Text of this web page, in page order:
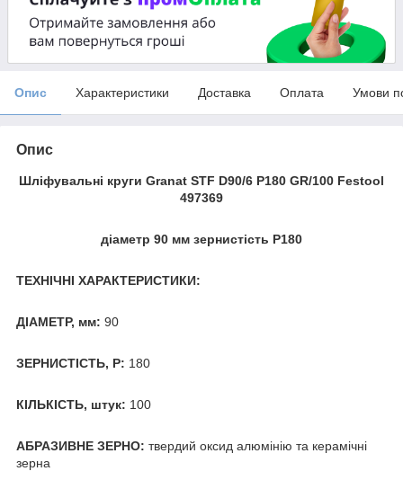
Опис Характеристики Доставка Оплата Умови
Опис
Шліфувальні круги Granat STF D90/6 P180 GR/100 Festool
497369
діаметр 90 мм зернистість P180
ТЕХНІЧНІ ХАРАКТЕРИСТИКИ:
ДІАМЕТР, мм: 90
ЗЕРНИСТІСТЬ, Р: 180
КІЛЬКІСТЬ, штук: 100
АБРАЗИВНЕ ЗЕРНО: твердий оксид алюмінію та керамічні
зерна